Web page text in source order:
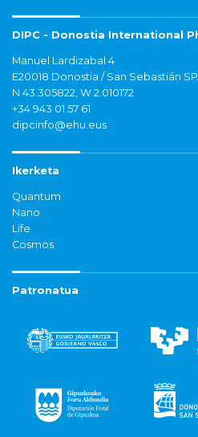
DIPC - Donostia International
Manuel Lardizabal 4
E20018 Donostia / San Sebastián
N 43.305822, W 2.010172
+34 943 01 57 61
dipcinfo@ehu.eus
Ikerketa
Quantum
Nano
Life
Cosmos
Patronatua